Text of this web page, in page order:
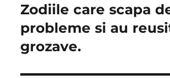
articole
post:
Zodiile care scapa
probleme si au
grozave.